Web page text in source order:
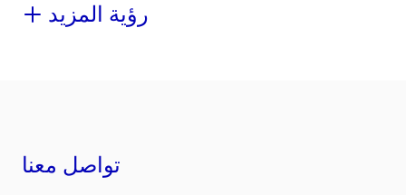
رؤية المزيد
تواصل معنا